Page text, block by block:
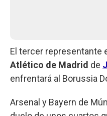
El tercer representante
Atlético de Madrid de
enfrentará al Borussia
Arsenal y Bayern de